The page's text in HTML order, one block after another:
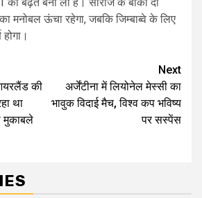
मनोबल ऊंचा रहेगा, जबकि जिम्बाब्वे के लिए
की
था
मुकाबले
Next
अर्जेंटीना में लियोनेल मेस्सी का
भावुक विदाई मैच, विश्व कप भविष्य
पर सस्पेंस